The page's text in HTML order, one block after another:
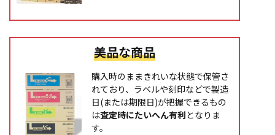
美品な商品
購入時のままきれいな状態で保管さ
れており、ラベルや刻印などで製造
日(または期限日)が把握できるもの
は査定時にたいへん有利となりま
す。